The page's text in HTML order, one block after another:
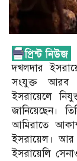
দখলদার
সংযুক্ত আরব
ইসরায়েলে
জানিয়েছেন।
আমিরাতে
ইসরায়েল। আর
ইসরায়েলি